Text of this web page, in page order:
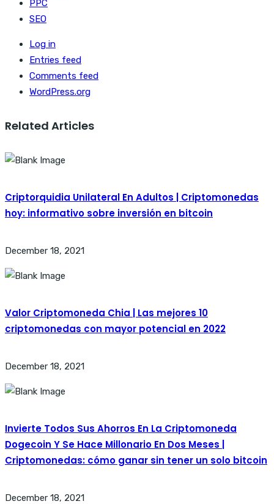
PPC
SEO
Log in
Entries feed
Comments feed
WordPress.org
Related Articles
Criptorquidia Unilateral En Adultos | Criptomonedas
hoy: informativo sobre inversión en bitcoin
December 18, 2021
Valor Criptomoneda Chia | Las mejores 10
criptomonedas con mayor potencial en 2022
December 18, 2021
Invierte Todos Sus Ahorros En La Criptomoneda
Dogecoin Y Se Hace Millonario En Dos Meses |
Criptomonedas: cómo ganar sin tener un solo bitcoin
December 18, 2021